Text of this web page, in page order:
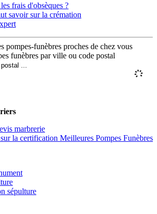
frais d'obsèques ?
savoir sur la crémation
pompes-funèbres proches de chez vous
funèbres par ville ou code postal
marbrerie
la certification Meilleures Pompes Funèbres
sépulture